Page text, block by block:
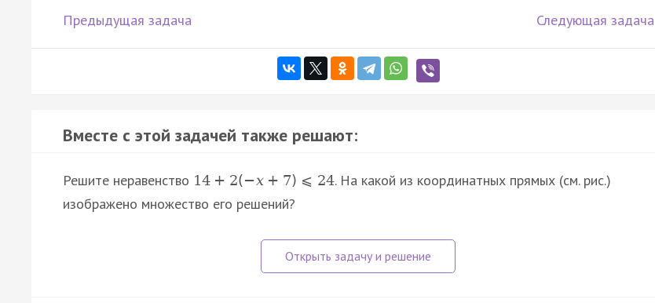
Предыдущая задача Следующая задача
Вместе с этой задачей также решают:
Решите неравенство 14 + 2(−x + 7) ⩽ 24. На какой из координатных прямых (см. рис.)
изображено множество его решений?